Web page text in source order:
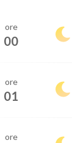
ore
00
ore
01
ore